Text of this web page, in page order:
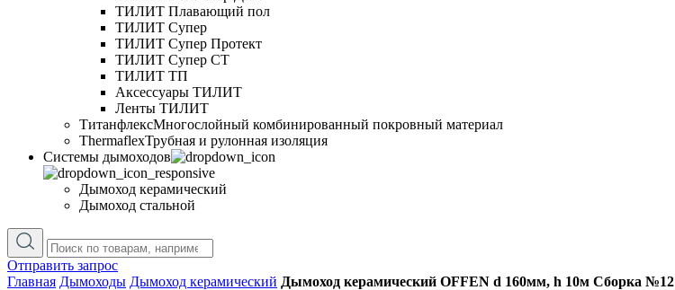
ТИЛИТ Плавающий пол
ТИЛИТ Супер
ТИЛИТ Супер Протект
ТИЛИТ Супер СТ
ТИЛИТ ТП
Аксессуары ТИЛИТ
Ленты ТИЛИТ
ТитанфлексМногослойный комбинированный покровный материал
ThermaflexТрубная и рулонная изоляция
Cистемы дымоходов
Дымоход керамический
Дымоход стальной
Отправить запрос
Главная Дымоходы Дымоход керамический Дымоход керамический OFFEN d 160мм, h 10м Сборка №12